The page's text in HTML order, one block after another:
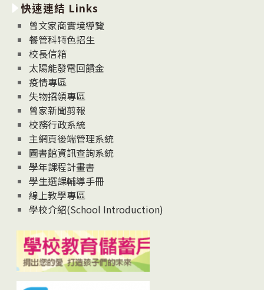
消
息
News
快速連結 Links
曾文家商實境導覽
餐管科特色招生
校長信箱
太陽能發電回饋金
疫情專區
失物招領專區
曾家新聞剪報
校務行政系統
主網頁後端管理系統
圖書館資訊查詢系統
學年課程計畫書
學生選課輔導手冊
線上教學專區
學校介紹(School Introduction)